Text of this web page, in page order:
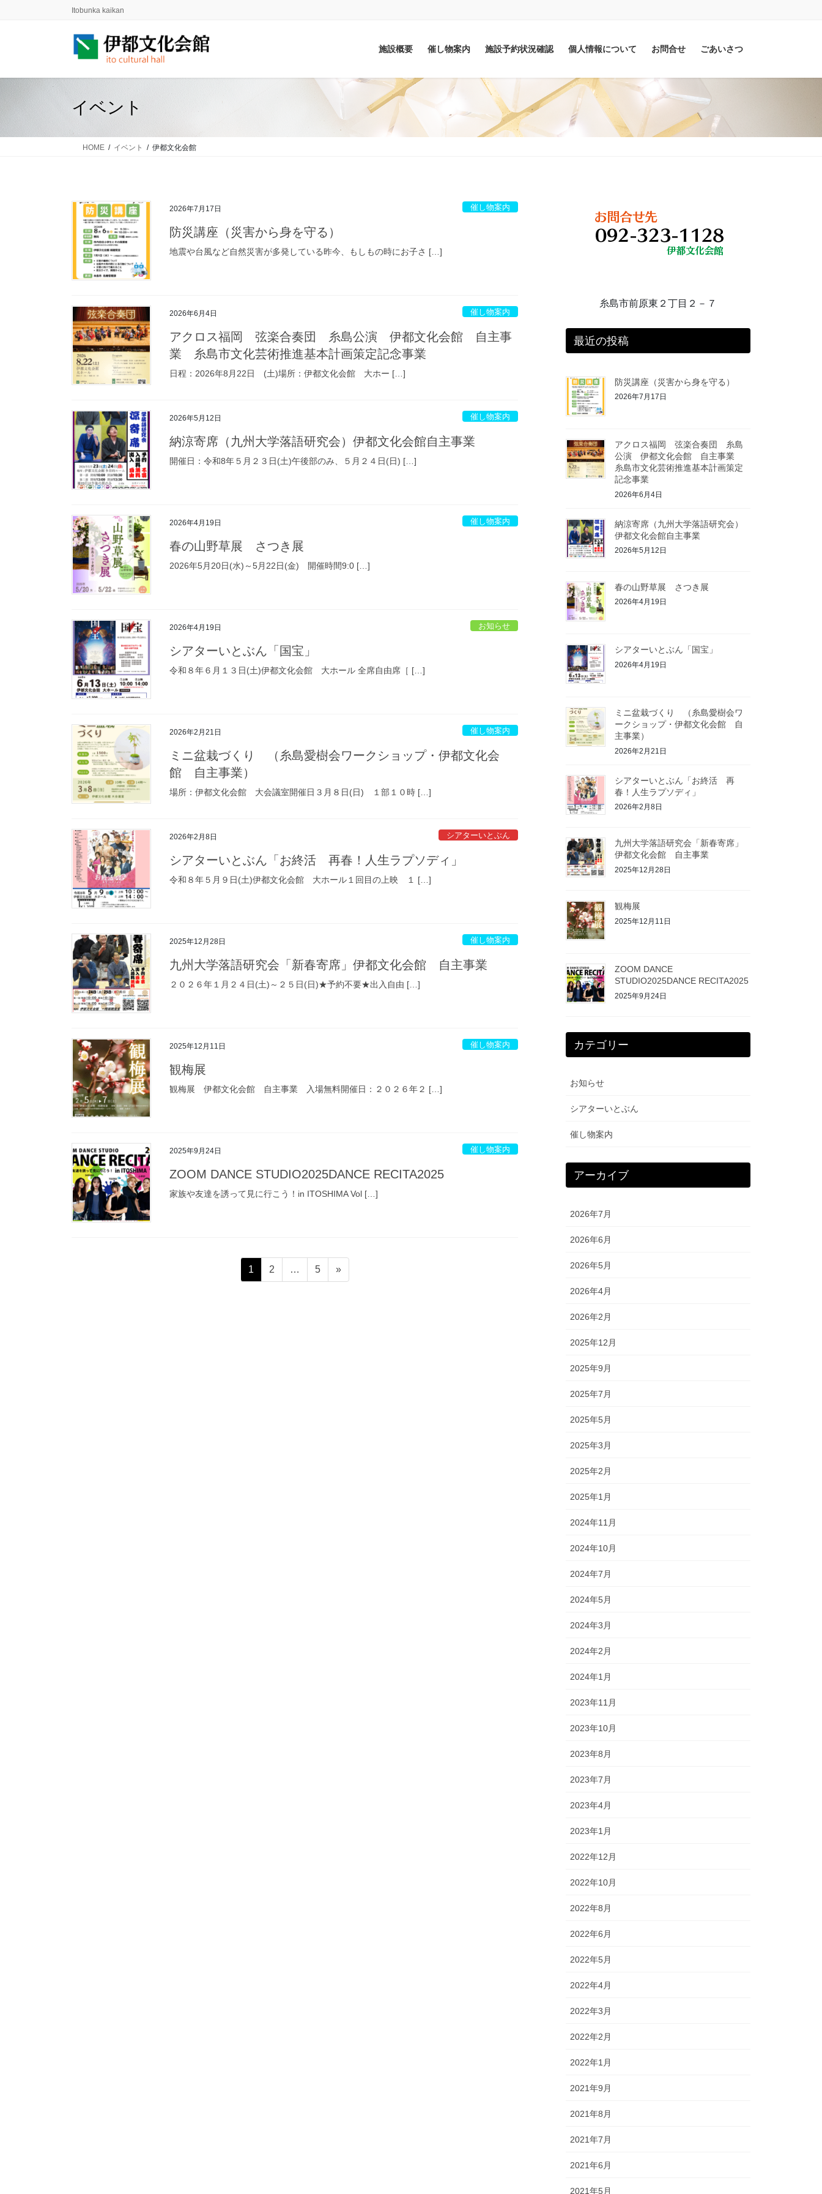
に
ョ
動
Itobunka kaikan
施設概要 催し物案内 施設予約状況確認 個人情報について お問合せ ごあいさつ
イベント
HOME イベント 伊都文化会館
2026年7月17日 催し物案内
防災講座（災害から身を守る）
地震や台風など自然災害が多発している昨今、もしもの時にお子さ […]
2026年6月4日 催し物案内
アクロス福岡 弦楽合奏団 糸島公演 伊都文化会館 自主事
業 糸島市文化芸術推進基本計画策定記念事業
日程：2026年8月22日 (土)場所：伊都文化会館 大ホー […]
2026年5月12日 催し物案内
納涼寄席（九州大学落語研究会）伊都文化会館自主事業
開催日：令和8年５月２３日(土)午後部のみ、５月２４日(日) […]
2026年4月19日 催し物案内
春の山野草展 さつき展
2026年5月20日(水)～5月22日(金) 開催時間9:0 […]
2026年4月19日 お知らせ
シアターいとぶん「国宝」
令和８年６月１３日(土)伊都文化会館 大ホール 全席自由席［ […]
2026年2月21日 催し物案内
ミニ盆栽づくり （糸島愛樹会ワークショップ・伊都文化会
館 自主事業）
場所：伊都文化会館 大会議室開催日３月８日(日) １部１０時 […]
2026年2月8日 シアターいとぶん
シアターいとぶん「お終活 再春！人生ラプソディ」
令和８年５月９日(土)伊都文化会館 大ホール１回目の上映 １ […]
2025年12月28日 催し物案内
九州大学落語研究会「新春寄席」伊都文化会館 自主事業
２０２６年１月２４日(土)～２５日(日)★予約不要★出入自由 […]
2025年12月11日 催し物案内
観梅展
観梅展 伊都文化会館 自主事業 入場無料開催日：２０２６年２ […]
2025年9月24日 催し物案内
ZOOM DANCE STUDIO2025DANCE RECITA2025
家族や友達を誘って見に行こう！in ITOSHIMA Vol […]
ペ
ー
1
ペ
ー
2 …
ペ
ー
5 »
糸島市前原東２丁目２－７
最近の投稿
防災講座（災害から身を守る）
2026年7月17日
アクロス福岡 弦楽合奏団 糸島
公演 伊都文化会館 自主事業
糸島市文化芸術推進基本計画策定
記念事業
2026年6月4日
納涼寄席（九州大学落語研究会）
伊都文化会館自主事業
2026年5月12日
春の山野草展 さつき展
2026年4月19日
シアターいとぶん「国宝」
2026年4月19日
ミニ盆栽づくり （糸島愛樹会ワ
ークショップ・伊都文化会館 自
主事業）
2026年2月21日
シアターいとぶん「お終活 再
春！人生ラプソディ」
2026年2月8日
九州大学落語研究会「新春寄席」
伊都文化会館 自主事業
2025年12月28日
観梅展
2025年12月11日
ZOOM DANCE
STUDIO2025DANCE RECITA2025
2025年9月24日
カテゴリー
お知らせ
シアターいとぶん
催し物案内
アーカイブ
2026年7月
2026年6月
2026年5月
2026年4月
2026年2月
2025年12月
2025年9月
2025年7月
2025年5月
2025年3月
2025年2月
2025年1月
2024年11月
2024年10月
2024年7月
2024年5月
2024年3月
2024年2月
2024年1月
2023年11月
2023年10月
2023年8月
2023年7月
2023年4月
2023年1月
2022年12月
2022年10月
2022年8月
2022年6月
2022年5月
2022年4月
2022年3月
2022年2月
2022年1月
2021年9月
2021年8月
2021年7月
2021年6月
2021年5月